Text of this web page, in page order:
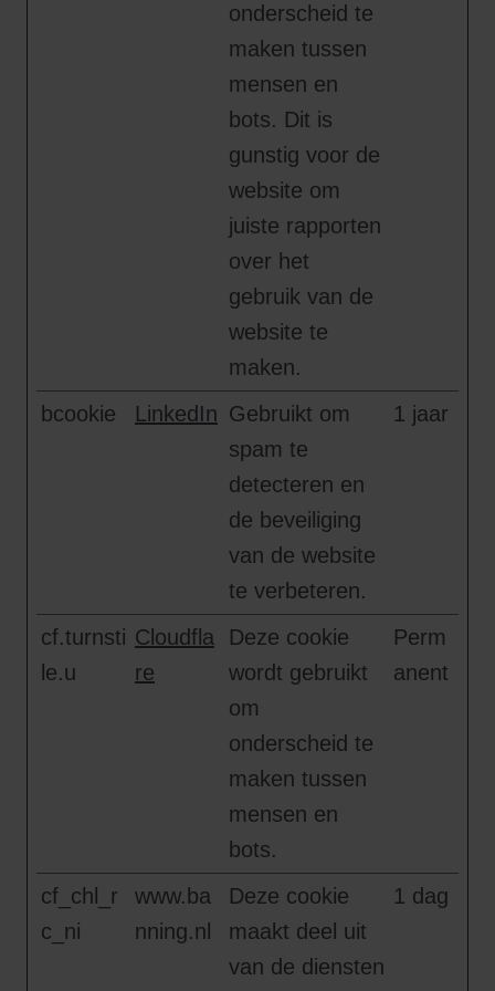
onderscheid te
maken tussen
mensen en
bots. Dit is
gunstig voor de
website om
juiste rapporten
over het
gebruik van de
website te
maken.
bcookie
LinkedIn Gebruikt om
spam te
detecteren en
de beveiliging
van de website
te verbeteren.
1 jaar
cf.turnsti
le.u
Cloudfla
re
Deze cookie
wordt gebruikt
om
onderscheid te
maken tussen
mensen en
bots.
Perm
anent
cf_chl_r
c_ni
www.ba
nning.nl
Deze cookie
maakt deel uit
van de diensten
1 dag